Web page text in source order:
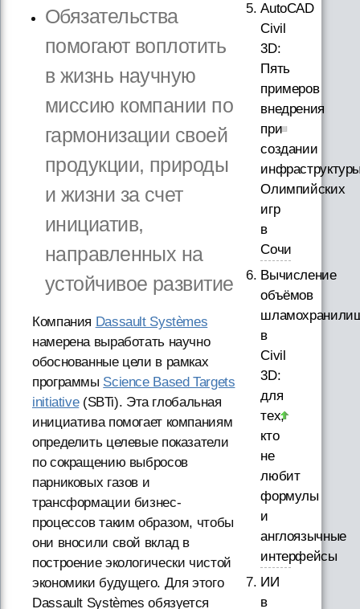
Обязательства
помогают воплотить
в жизнь научную
миссию компании по
гармонизации своей
продукции, природы
и жизни за счет
инициатив,
направленных на
устойчивое развитие
Компания Dassault Systèmes
намерена выработать научно
обоснованные цели в рамках
программы Science Based Targets
initiative(SBTi). Эта глобальная
инициатива помогает компаниям
определить целевые показатели
по сокращению выбросов
парниковых газов и
трансформации бизнес-
процессов таким образом, чтобы
они вносили свой вклад в
построение экологически чистой
экономики будущего. Для этого
Dassault Systèmes обязуется
AutoCAD
Civil
3D:
Пять
примеров
внедрения
при
создании
Олимпийских
игр
в
Сочи
Вычисление
объёмов
в
Civil
3D:
для
тех,
кто
не
любит
формулы
и
англоязычные
интерфейсы
ИИ
в